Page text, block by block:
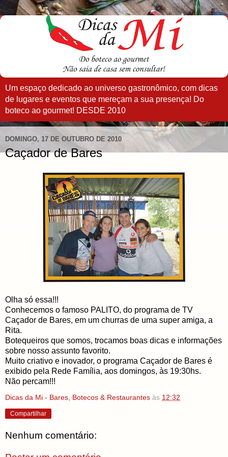
Um espaço dedicado ao universo gastronômico, com dicas
de lugares e eventos que mereçam a sua presença! Do
boteco ao gourmet! DESDE 2010
DOMINGO, 17 DE OUTUBRO DE 2010
Caçador de Bares
Olha só essa!!!
Conhecemos o famoso PALITO, do programa de TV
Caçador de Bares, em um churras de uma super amiga, a
Rita.
Botequeiros que somos, trocamos boas dicas e informações
sobre nosso assunto favorito.
Muito criativo e inovador, o programa Caçador de Bares é
exibido pela Rede Família, aos domingos, às 19:30hs.
Não percam!!!
Dicas da Mi - Bares, Botecos & Restaurantes às 12:32
Compartilhar
Nenhum comentário: